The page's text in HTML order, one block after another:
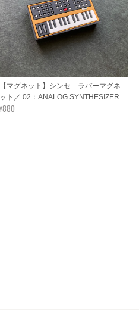
【マグネット】シンセ ラバーマグネ
ット／ 02：ANALOG SYNTHESIZER
¥880